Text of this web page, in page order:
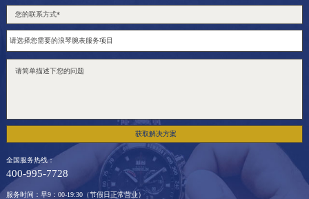
获取解决方案
全国服务热线：
400-995-7728
服务时间：早9：00-19:30（节假日正常营业）